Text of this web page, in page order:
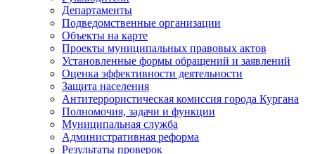
Департаменты
Подведомственные организации
Объекты на карте
Проекты муниципальных правовых актов
Установленные формы обращений и заявлений
Оценка эффективности деятельности
Защита населения
Антитеррористическая комиссия города Кургана
Полномочия, задачи и функции
Муниципальная служба
Административная реформа
Результаты проверок